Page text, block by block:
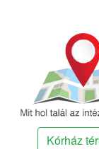
Kórház